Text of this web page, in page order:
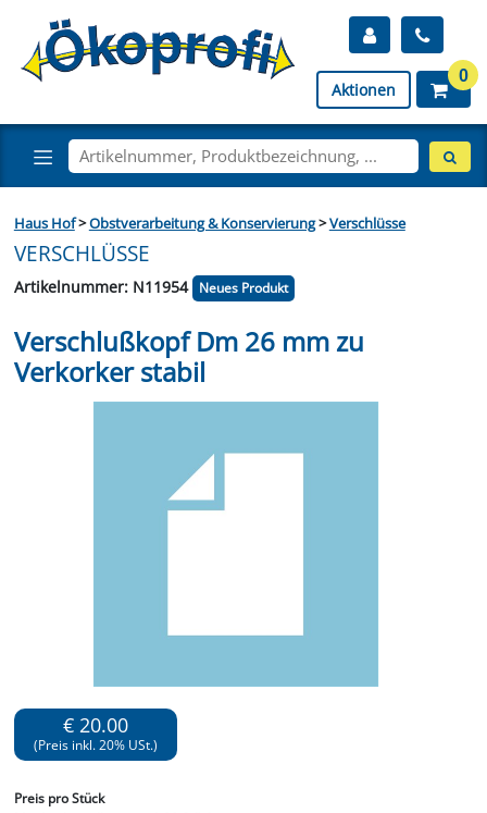
Aktionen
0
Haus Hof>Obstverarbeitung & Konservierung>Verschlüsse
VERSCHLÜSSE
Artikelnummer: N11954 Neues Produkt
Verschlußkopf Dm 26 mm zu
Verkorker stabil
€ 20.00
(Preis inkl. 20% USt.)
Preis pro Stück